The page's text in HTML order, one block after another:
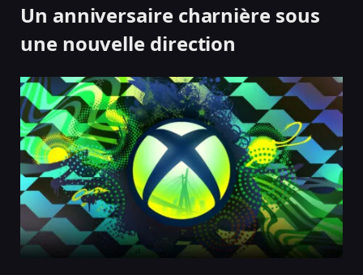
Un anniversaire charnière sous
une nouvelle direction